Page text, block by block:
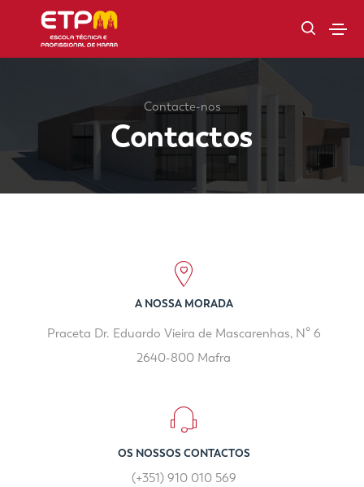
Contacte-nos
Contactos
A NOSSA MORADA
Praceta Dr. Eduardo Vieira de Mascarenhas, Nº 6
2640-800 Mafra
OS NOSSOS CONTACTOS
(+351) 910 010 569